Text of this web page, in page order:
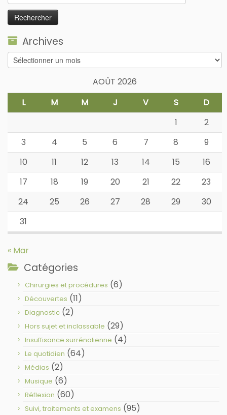
Archives
Archives
AOÛT 2026
L
M M J V S
D
1
2
3
4 5 6 7 8
9
10
11 12 13 14 15
16
17
18 19 20 21 22
23
24
25 26 27 28 29
30
31
« Mar
Catégories
Chirurgies et procédures (6)
Découvertes (11)
Diagnostic (2)
Hors sujet et inclassable (29)
Insuffisance surrénalienne (4)
Le quotidien (64)
Médias (2)
Musique (6)
Réflexion (60)
Suivi, traitements et examens (95)